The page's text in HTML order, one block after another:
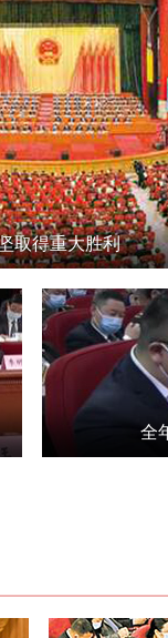
取得重大胜利
全